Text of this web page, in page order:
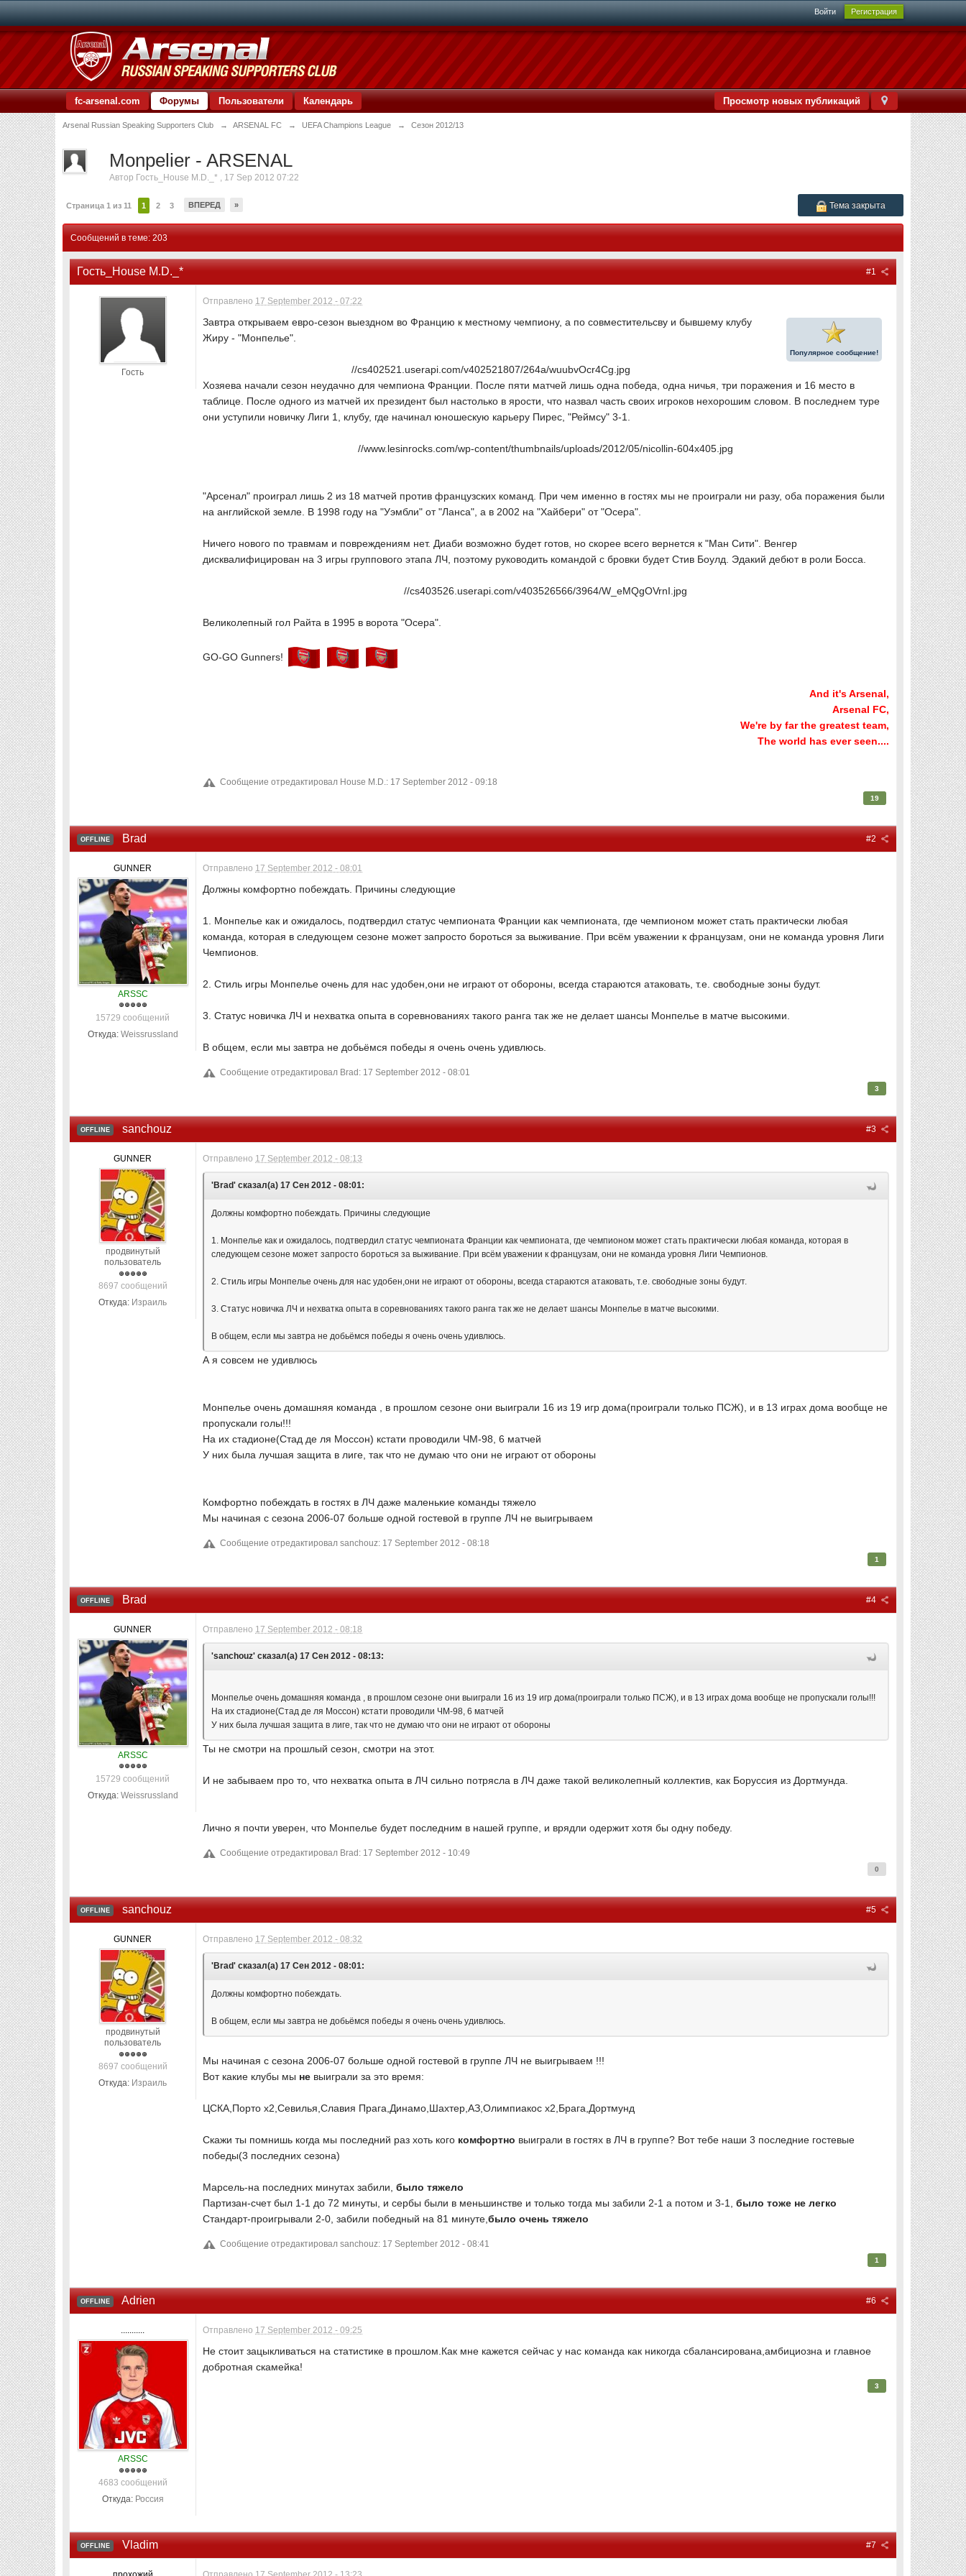
Войти Регистрация
Просмотр новых публикаций
fc-arsenal.com Форумы Пользователи Календарь
Arsenal Russian Speaking Supporters Club → ARSENAL FC → UEFA Champions League → Сезон 2012/13
Monpelier - ARSENAL
Автор Гость_House M.D._* , 17 Sep 2012 07:22
Страница 1 из 11 1 2 3 ВПЕРЕД » Тема закрыта
Сообщений в теме: 203
#1
Гость_House M.D._*
Гость
Отправлено 17 September 2012 - 07:22
Популярное сообщение!
Завтра открываем евро-сезон выездном во Францию к местному чемпиону, а по совместительсву и бывшему клубу
Жиру - "Монпелье".
//cs402521.userapi.com/v402521807/264a/wuubvOcr4Cg.jpg
Хозяева начали сезон неудачно для чемпиона Франции. После пяти матчей лишь одна победа, одна ничья, три поражения и 16 место в
таблице. После одного из матчей их президент был настолько в ярости, что назвал часть своих игроков нехорошим словом. В последнем туре
они уступили новичку Лиги 1, клубу, где начинал юношескую карьеру Пирес, "Реймсу" 3-1.
//www.lesinrocks.com/wp-content/thumbnails/uploads/2012/05/nicollin-604x405.jpg
"Арсенал" проиграл лишь 2 из 18 матчей против французских команд. При чем именно в гостях мы не проиграли ни разу, оба поражения были
на английской земле. В 1998 году на "Уэмбли" от "Ланса", а в 2002 на "Хайбери" от "Осера".
Ничего нового по травмам и повреждениям нет. Диаби возможно будет готов, но скорее всего вернется к "Ман Сити". Венгер
дисквалифицирован на 3 игры группового этапа ЛЧ, поэтому руководить командой с бровки будет Стив Боулд. Эдакий дебют в роли Босса.
//cs403526.userapi.com/v403526566/3964/W_eMQgOVrnI.jpg
Великолепный гол Райта в 1995 в ворота "Осера".
GO-GO Gunners!
And it's Arsenal,
Arsenal FC,
We're by far the greatest team,
The world has ever seen....
Сообщение отредактировал House M.D.: 17 September 2012 - 09:18
19
#2
OFFLINE Brad
GUNNER
ARSSC
15729 сообщений
Откуда: Weissrussland
Отправлено 17 September 2012 - 08:01
Должны комфортно побеждать. Причины следующие
1. Монпелье как и ожидалось, подтвердил статус чемпионата Франции как чемпионата, где чемпионом может стать практически любая
команда, которая в следующем сезоне может запросто бороться за выживание. При всём уважении к французам, они не команда уровня Лиги
Чемпионов.
2. Стиль игры Монпелье очень для нас удобен,они не играют от обороны, всегда стараются атаковать, т.е. свободные зоны будут.
3. Статус новичка ЛЧ и нехватка опыта в соревнованиях такого ранга так же не делает шансы Монпелье в матче высокими.
В общем, если мы завтра не добьёмся победы я очень очень удивлюсь.
Сообщение отредактировал Brad: 17 September 2012 - 08:01
3
#3
OFFLINE sanchouz
GUNNER
продвинутый
пользователь
8697 сообщений
Откуда: Израиль
Отправлено 17 September 2012 - 08:13
'Brad' сказал(а) 17 Сен 2012 - 08:01:
Должны комфортно побеждать. Причины следующие
1. Монпелье как и ожидалось, подтвердил статус чемпионата Франции как чемпионата, где чемпионом может стать практически любая команда, которая в
следующем сезоне может запросто бороться за выживание. При всём уважении к французам, они не команда уровня Лиги Чемпионов.
2. Стиль игры Монпелье очень для нас удобен,они не играют от обороны, всегда стараются атаковать, т.е. свободные зоны будут.
3. Статус новичка ЛЧ и нехватка опыта в соревнованиях такого ранга так же не делает шансы Монпелье в матче высокими.
В общем, если мы завтра не добьёмся победы я очень очень удивлюсь.
А я совсем не удивлюсь
Монпелье очень домашняя команда , в прошлом сезоне они выиграли 16 из 19 игр дома(проиграли только ПСЖ), и в 13 играх дома вообще не
пропускали голы!!!
На их стадионе(Стад де ля Моссон) кстати проводили ЧМ-98, 6 матчей
У них была лучшая защита в лиге, так что не думаю что они не играют от обороны
Комфортно побеждать в гостях в ЛЧ даже маленькие команды тяжело
Мы начиная с сезона 2006-07 больше одной гостевой в группе ЛЧ не выигрываем
Сообщение отредактировал sanchouz: 17 September 2012 - 08:18
1
#4
OFFLINE Brad
GUNNER
ARSSC
15729 сообщений
Откуда: Weissrussland
Отправлено 17 September 2012 - 08:18
'sanchouz' сказал(а) 17 Сен 2012 - 08:13:
Монпелье очень домашняя команда , в прошлом сезоне они выиграли 16 из 19 игр дома(проиграли только ПСЖ), и в 13 играх дома вообще не пропускали голы!!!
На их стадионе(Стад де ля Моссон) кстати проводили ЧМ-98, 6 матчей
У них была лучшая защита в лиге, так что не думаю что они не играют от обороны
Ты не смотри на прошлый сезон, смотри на этот.
И не забываем про то, что нехватка опыта в ЛЧ сильно потрясла в ЛЧ даже такой великолепный коллектив, как Боруссия из Дортмунда.
Лично я почти уверен, что Монпелье будет последним в нашей группе, и врядли одержит хотя бы одну победу.
Сообщение отредактировал Brad: 17 September 2012 - 10:49
0
#5
OFFLINE sanchouz
GUNNER
продвинутый
пользователь
8697 сообщений
Откуда: Израиль
Отправлено 17 September 2012 - 08:32
'Brad' сказал(а) 17 Сен 2012 - 08:01:
Должны комфортно побеждать.
В общем, если мы завтра не добьёмся победы я очень очень удивлюсь.
Мы начиная с сезона 2006-07 больше одной гостевой в группе ЛЧ не выигрываем !!!
Вот какие клубы мы не выиграли за это время:
ЦСКА,Порто х2,Севилья,Славия Прага,Динамо,Шахтер,АЗ,Олимпиакос х2,Брага,Дортмунд
Скажи ты помнишь когда мы последний раз хоть кого комфортно выиграли в гостях в ЛЧ в группе? Вот тебе наши 3 последние гостевые
победы(3 последних сезона)
Марсель-на последних минутах забили,было тяжело
Партизан-счет был 1-1 до 72 минуты, и сербы были в меньшинстве и только тогда мы забили 2-1 а потом и 3-1,было тоже не легко
Стандарт-проигрывали 2-0, забили победный на 81 минуте,было очень тяжело
Сообщение отредактировал sanchouz: 17 September 2012 - 08:41
1
#6
OFFLINE Adrien
...........
ARSSC
4683 сообщений
Откуда: Россия
Отправлено 17 September 2012 - 09:25
Не стоит зацыкливаться на статистике в прошлом.Как мне кажется сейчас у нас команда как никогда сбалансирована,амбициозна и главное
добротная скамейка!
3
#7
OFFLINE Vladim